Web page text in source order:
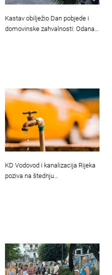
Kastav obilježio Dan pobjede i
domovinske zahvalnosti: Odana…
KD Vodovod i kanalizacija Rijeka
poziva na štednju…